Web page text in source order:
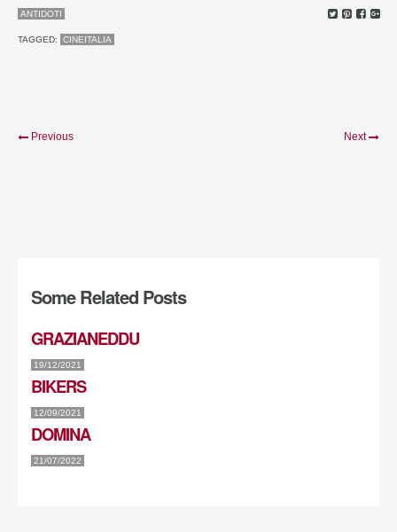
ANTIDOTI
TAGGED: CINEITALIA
Previous Next
Some Related Posts
GRAZIANEDDU
19/12/2021
BIKERS
12/09/2021
DOMINA
21/07/2022